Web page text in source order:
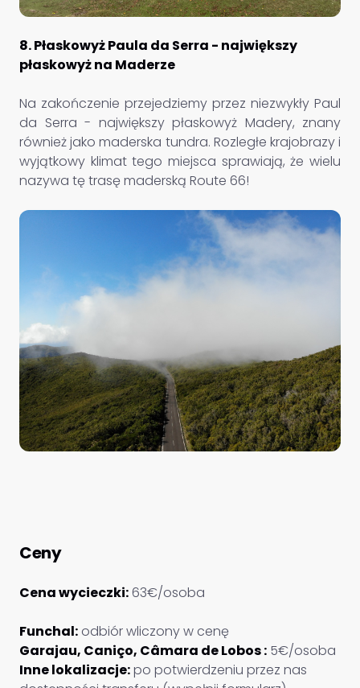
8. Płaskowyż Paula da Serra - największy
płaskowyż na Maderze
Na zakończenie przejedziemy przez niezwykły Paul
da Serra - największy płaskowyż Madery, znany
również jako maderska tundra. Rozległe krajobrazy i
wyjątkowy klimat tego miejsca sprawiają, że wielu
nazywa tę trasę maderską Route 66!
Ceny
Cena wycieczki:63€/osoba
Funchal: odbiór wliczony w cenę
Garajau, Caniço, Câmara de Lobos : 5€/osoba
Inne lokalizacje:po potwierdzeniu przez nas